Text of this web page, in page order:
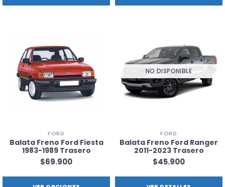
FORD
Balata Freno Ford Fiesta
1983-1989 Trasero
$69.900
NO DISPONIBLE
FORD
Balata Freno Ford Ranger
2011-2023 Trasero
$45.900